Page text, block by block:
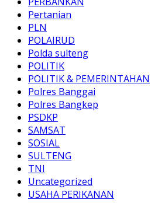
Pertanian
PLN
POLAIRUD
Polda sulteng
POLITIK
POLITIK & PEMERINTAHAN
Polres Banggai
Polres Bangkep
PSDKP
SAMSAT
SOSIAL
SULTENG
TNI
Uncategorized
USAHA PERIKANAN